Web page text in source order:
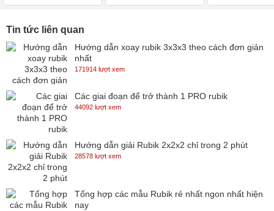
Tin tức liên quan
Hướng dẫn xoay rubik 3x3x3 theo cách đơn giản
nhất
171914 lượt xem
Các giai đoạn để trở thành 1 PRO rubik
44092 lượt xem
Hướng dẫn giải Rubik 2x2x2 chỉ trong 2 phút
28578 lượt xem
Tổng hợp các mẫu Rubik rẻ nhất ngon nhất hiện
nay